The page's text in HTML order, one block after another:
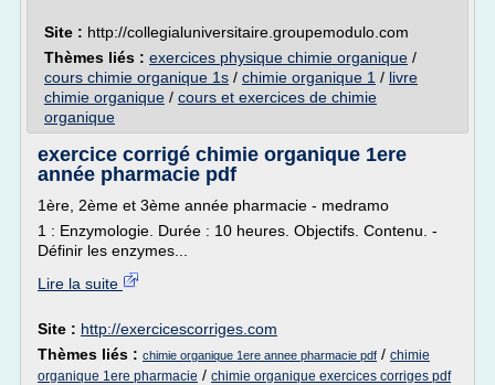
Site : http://collegialuniversitaire.groupemodulo.com
Thèmes liés : exercices physique chimie organique /
cours chimie organique 1s / chimie organique 1 / livre
chimie organique / cours et exercices de chimie
organique
exercice corrigé chimie organique 1ere
année pharmacie pdf
1ère, 2ème et 3ème année pharmacie - medramo
1 : Enzymologie. Durée : 10 heures. Objectifs. Contenu. -
Définir les enzymes...
Lire la suite
Site : http://exercicescorriges.com
Thèmes liés : chimie organique 1ere annee pharmacie pdf / chimie
organique 1ere pharmacie / chimie organique exercices corriges pdf